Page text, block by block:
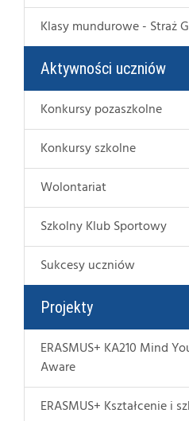
Klasy mundurowe - Straż
Aktywności uczniów
Konkursy pozaszkolne
Konkursy szkolne
Wolontariat
Szkolny Klub Sportowy
Sukcesy uczniów
Projekty
ERASMUS+ KA210 Mind
Aware
ERASMUS+ Kształcenie i